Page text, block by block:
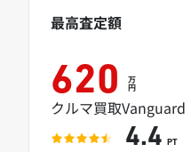
最高査定額
620 万
円
クルマ買取Vanguard
4.4 PT